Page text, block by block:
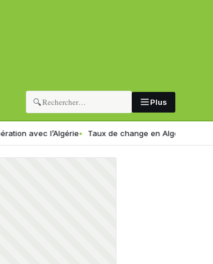
🔍 Plus
Taux de change en Algérie : voici le